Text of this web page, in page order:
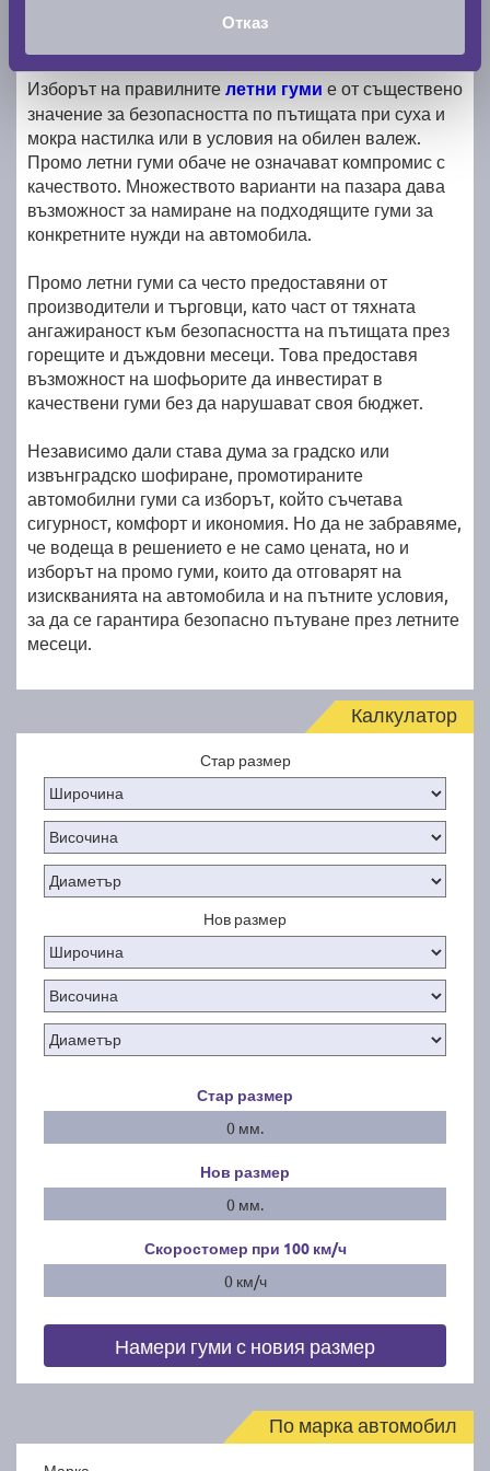
Отказ
възможност за придобиване на висококачествени
Изборът на правилните летни гуми е от съществено
значение за безопасността по пътищата при суха и
мокра настилка или в условия на обилен валеж.
Промо летни гуми обаче не означават компромис с
качеството. Множеството варианти на пазара дава
възможност за намиране на подходящите гуми за
конкретните нужди на автомобила.
Промо летни гуми са често предоставяни от
производители и търговци, като част от тяхната
ангажираност към безопасността на пътищата през
горещите и дъждовни месеци. Това предоставя
възможност на шофьорите да инвестират в
качествени гуми без да нарушават своя бюджет.
Независимо дали става дума за градско или
извънградско шофиране, промотираните
автомобилни гуми са изборът, който съчетава
сигурност, комфорт и икономия. Но да не забравяме,
че водеща в решението е не само цената, но и
изборът на промо гуми, които да отговарят на
изискванията на автомобила и на пътните условия,
за да се гарантира безопасно пътуване през летните
месеци.
Калкулатор
Стар размер
Нов размер
Стар размер
0 мм.
Нов размер
0 мм.
Скоростомер при 100 км/ч
0 км/ч
Намери гуми с новия размер
По марка автомобил